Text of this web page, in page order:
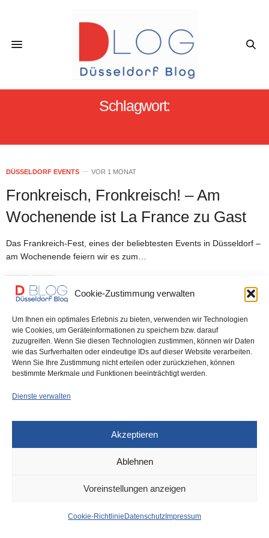
Cookie-Zustimmung verwalten
Um Ihnen ein optimales Erlebnis zu bieten, verwenden wir Technologien
wie Cookies, um Geräteinformationen zu speichern bzw. darauf
zuzugreifen. Wenn Sie diesen Technologien zustimmen, können wir Daten
wie das Surfverhalten oder eindeutige IDs auf dieser Website verarbeiten.
Wenn Sie Ihre Zustimmung nicht erteilen oder zurückziehen, können
bestimmte Merkmale und Funktionen beeinträchtigt werden.
Dienste verwalten
Akzeptieren
Ablehnen
Voreinstellungen anzeigen
Cookie-Richtlinie Datenschutz Impressum
Schlagwort:
DÜSSELDORF EVENTS VOR 1 MONAT
Fronkreisch, Fronkreisch! – Am
Wochenende ist La France zu Gast
Das Frankreich-Fest, eines der beliebtesten Events in Düsseldorf –
am Wochenende feiern wir es zum…
0 SHARES
IMPRESSUM DATENSCHUTZ COOKIE-RICHTLINIE (EU)